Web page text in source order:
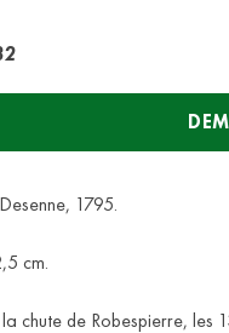
1795.
cm.
chute de Robespierre, les